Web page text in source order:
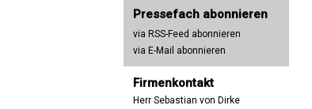
Pressefach abonnieren
via RSS-Feed abonnieren
via E-Mail abonnieren
Firmenkontakt
Herr Sebastian von Dirke